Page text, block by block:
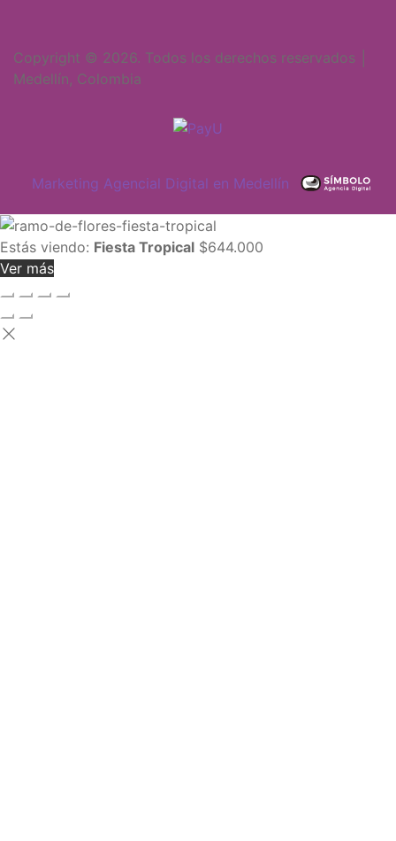
Copyright © 2026. Todos los derechos reservados │
Medellín, Colombia
Marketing Agencial Digital en Medellín
Estás viendo: Fiesta Tropical $644.000
Ver más